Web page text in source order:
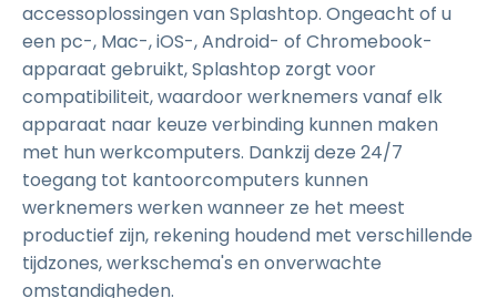
accessoplossingen van Splashtop. Ongeacht of u
een pc-, Mac-, iOS-, Android- of Chromebook-
apparaat gebruikt, Splashtop zorgt voor
compatibiliteit, waardoor werknemers vanaf elk
apparaat naar keuze verbinding kunnen maken
met hun werkcomputers. Dankzij deze 24/7
toegang tot kantoorcomputers kunnen
werknemers werken wanneer ze het meest
productief zijn, rekening houdend met verschillende
tijdzones, werkschema's en onverwachte
omstandigheden.